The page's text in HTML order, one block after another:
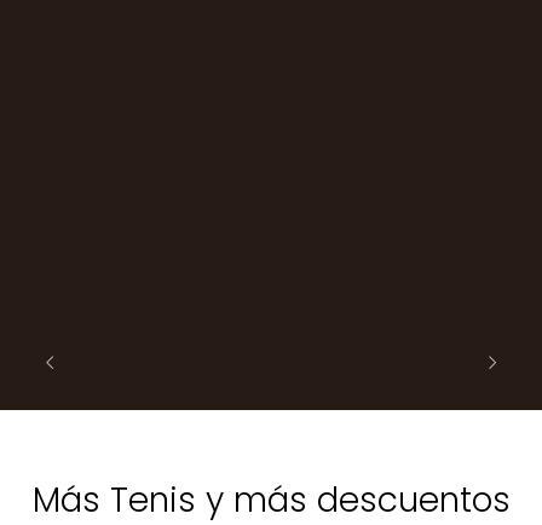
Más Tenis y más descuentos